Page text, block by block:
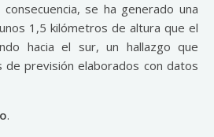
se ha generado una
1,5 kilómetros de altura que el
hacia el sur, un hallazgo que
de previsión elaborados con datos
.